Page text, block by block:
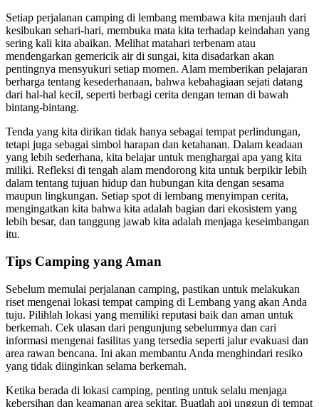
Setiap perjalanan camping di lembang membawa kita menjauh dari
kesibukan sehari-hari, membuka mata kita terhadap keindahan yang
sering kali kita abaikan. Melihat matahari terbenam atau
mendengarkan gemericik air di sungai, kita disadarkan akan
pentingnya mensyukuri setiap momen. Alam memberikan pelajaran
berharga tentang kesederhanaan, bahwa kebahagiaan sejati datang
dari hal-hal kecil, seperti berbagi cerita dengan teman di bawah
bintang-bintang.
Tenda yang kita dirikan tidak hanya sebagai tempat perlindungan,
tetapi juga sebagai simbol harapan dan ketahanan. Dalam keadaan
yang lebih sederhana, kita belajar untuk menghargai apa yang kita
miliki. Refleksi di tengah alam mendorong kita untuk berpikir lebih
dalam tentang tujuan hidup dan hubungan kita dengan sesama
maupun lingkungan. Setiap spot di lembang menyimpan cerita,
mengingatkan kita bahwa kita adalah bagian dari ekosistem yang
lebih besar, dan tanggung jawab kita adalah menjaga keseimbangan
itu.
Tips Camping yang Aman
Sebelum memulai perjalanan camping, pastikan untuk melakukan
riset mengenai lokasi tempat camping di Lembang yang akan Anda
tuju. Pilihlah lokasi yang memiliki reputasi baik dan aman untuk
berkemah. Cek ulasan dari pengunjung sebelumnya dan cari
informasi mengenai fasilitas yang tersedia seperti jalur evakuasi dan
area rawan bencana. Ini akan membantu Anda menghindari resiko
yang tidak diinginkan selama berkemah.
Ketika berada di lokasi camping, penting untuk selalu menjaga
kebersihan dan keamanan area sekitar. Buatlah api unggun di tempat